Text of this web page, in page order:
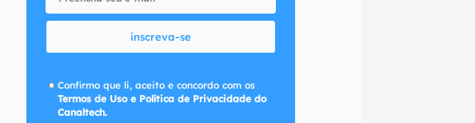
inscreva-se
Confirmo que li, aceito e concordo com os
Termos de Uso e Política de Privacidade do
Canaltech.